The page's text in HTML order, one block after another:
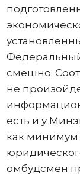
Федеральный
смешно.
не
есть и у
как минимум
омбудсмен